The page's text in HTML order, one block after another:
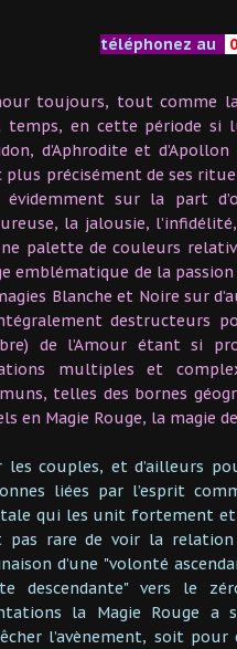
téléphonez au
toujours, tout comme
temps, en cette période si
d’Aphrodite et
plus précisément de ses
évidemment sur la part
la jalousie,
palette de couleurs
emblématique de la
Blanche et Noire sur
destructeurs
de l’Amour étant si
multiples et
telles des bornes
en Magie Rouge, la magie
les couples, et d’ailleurs
liées par l’esprit
qui les unit fortement
pas rare de voir la
d’une "volonté
descendante" vers le
la Magie Rouge a
l’avènement, soit